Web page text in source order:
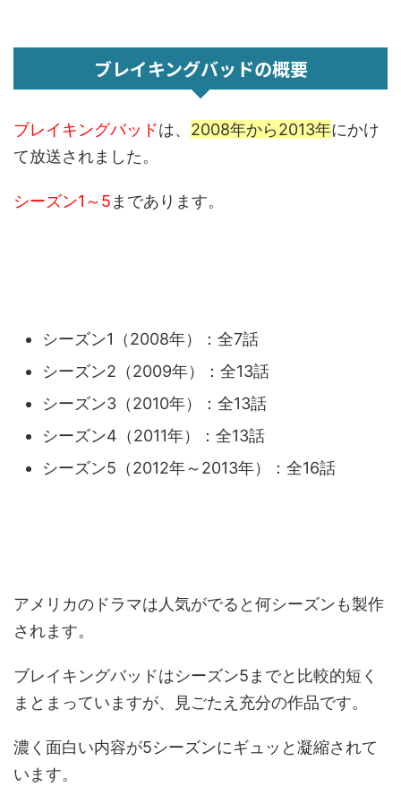
ブレイキングバッドの概要
ブレイキングバッドは、 2008年から2013年にかけ
て放送されました。
シーズン1～5 まであります。
シーズン1（2008年）：全7話
シーズン2（2009年）：全13話
シーズン3（2010年）：全13話
シーズン4（2011年）：全13話
シーズン5（2012年～2013年）：全16話
アメリカのドラマは人気がでると何シーズンも製作
されます。
ブレイキングバッドはシーズン5までと比較的短く
まとまっていますが、見ごたえ充分の作品です。
濃く面白い内容が5シーズンにギュッと凝縮されて
います。